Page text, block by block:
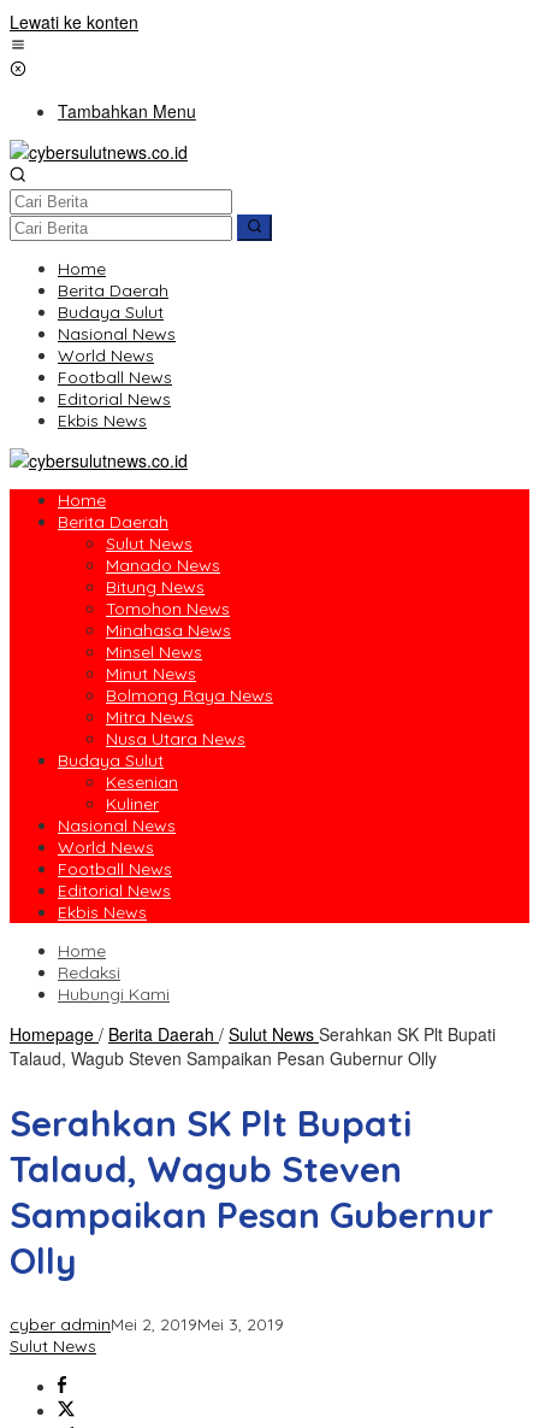
Lewati ke konten
Tambahkan Menu
Home
Berita Daerah
Budaya Sulut
Nasional News
World News
Football News
Editorial News
Ekbis News
Home
Berita Daerah
Sulut News
Manado News
Bitung News
Tomohon News
Minahasa News
Minsel News
Minut News
Bolmong Raya News
Mitra News
Nusa Utara News
Budaya Sulut
Kesenian
Kuliner
Nasional News
World News
Football News
Editorial News
Ekbis News
Home
Redaksi
Hubungi Kami
Homepage / Berita Daerah / Sulut News Serahkan SK Plt Bupati
Talaud, Wagub Steven Sampaikan Pesan Gubernur Olly
Serahkan SK Plt Bupati
Talaud, Wagub Steven
Sampaikan Pesan Gubernur
Olly
cyber adminMei 2, 2019Mei 3, 2019
Sulut News